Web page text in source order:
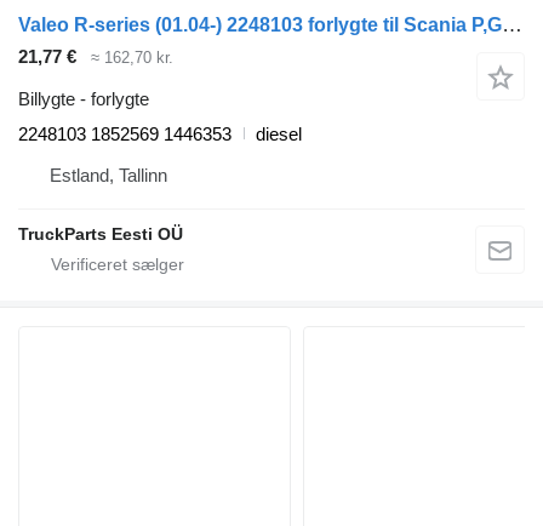
Valeo R-series (01.04-) 2248103 forlygte til Scania P,G,R,T-series (2004-2017) trækker
21,77 € ≈ 162,70 kr.
Billygte - forlygte
2248103 1852569 1446353
diesel
Estland, Tallinn
TruckParts Eesti OÜ